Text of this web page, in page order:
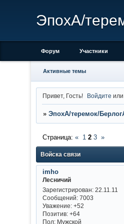
ЭпохА/
Форум Участники
Активные темы
Привет, Гость! Войдите
» ЭпохА/теремок/
Войска связи
Страница: « 1 2 3 »
imho
Лесничий
Зарегистрирован: 22.11.11
Сообщений:7003
Уважение: +52
Позитив: +64
Пол:Мужской